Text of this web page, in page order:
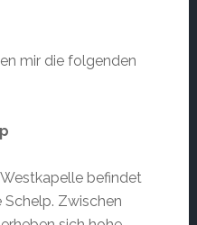
mir die folgenden
befindet
Zwischen